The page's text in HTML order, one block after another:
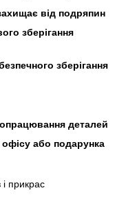
від подряпин
зберігання
зберігання
деталей
або подарунка
прикрас